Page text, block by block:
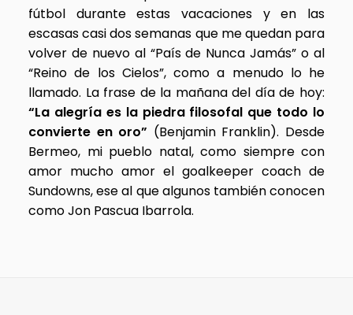
fútbol durante estas vacaciones y en las
escasas casi dos semanas que me quedan para
volver de nuevo al “País de Nunca Jamás” o al
“Reino de los Cielos”, como a menudo lo he
llamado. La frase de la mañana del día de hoy:
“La alegría es la piedra filosofal que todo lo
convierte en oro” (Benjamin Franklin). Desde
Bermeo, mi pueblo natal, como siempre con
amor mucho amor el goalkeeper coach de
Sundowns, ese al que algunos también conocen
como Jon Pascua Ibarrola.